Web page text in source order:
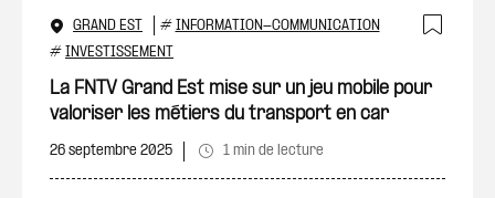
GRAND EST # INFORMATION-COMMUNICATION
# INVESTISSEMENT
La FNTV Grand Est mise sur un jeu mobile pour
valoriser les métiers du transport en car
26 septembre 2025 1 min de lecture